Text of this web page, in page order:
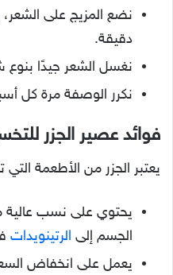
دقيقة.
نغسل الشعر جيدًا
نكرر الوصفة مرة كل
فوائد عصير الجزر
يعتبر الجزر من الأطعمة
يحتوي على نسب عالية
الجسم إلى الرتينويدات
يعمل على انخفاض